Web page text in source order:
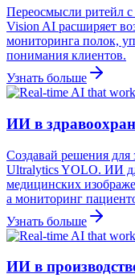
Переосмысли ритейл
Vision AI расширяет
мониторинга полок,
понимания клиентов.
Узнать больше
ИИ в
Создавай решения
Ultralytics YOLO. ИИ
медицинских
а мониторинг
Узнать больше
ИИ в